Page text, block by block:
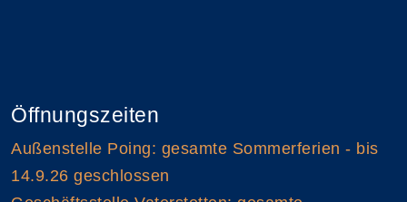
Öffnungszeiten
Außenstelle Poing: gesamte Sommerferien - bis
14.9.26 geschlossen